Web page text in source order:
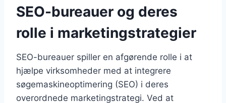
SEO-bureauer og deres
rolle i marketingstrategier
SEO-bureauer spiller en afgørende rolle i at
hjælpe virksomheder med at integrere
søgemaskineoptimering (SEO) i deres
overordnede marketingstrategi. Ved at